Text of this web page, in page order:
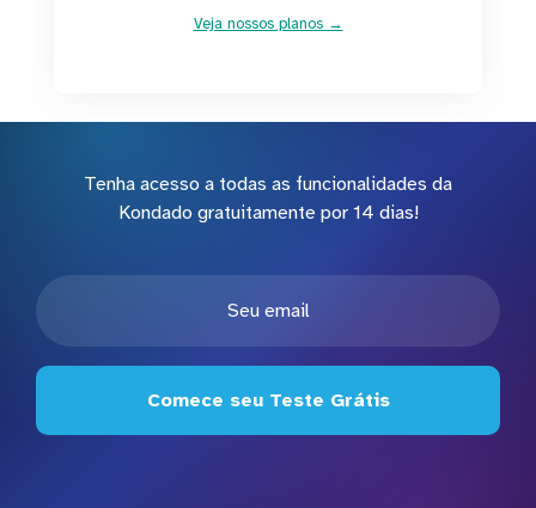
Veja nossos planos →
Tenha acesso a todas as funcionalidades da
Kondado gratuitamente por 14 dias!
Comece seu Teste Grátis